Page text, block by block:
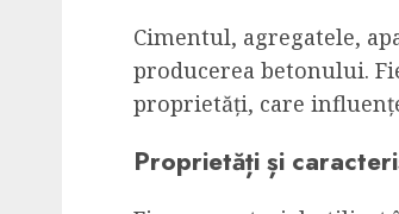
Cimentul, agregatele,
producerea betonului.
proprietăți, care
Proprietăți și